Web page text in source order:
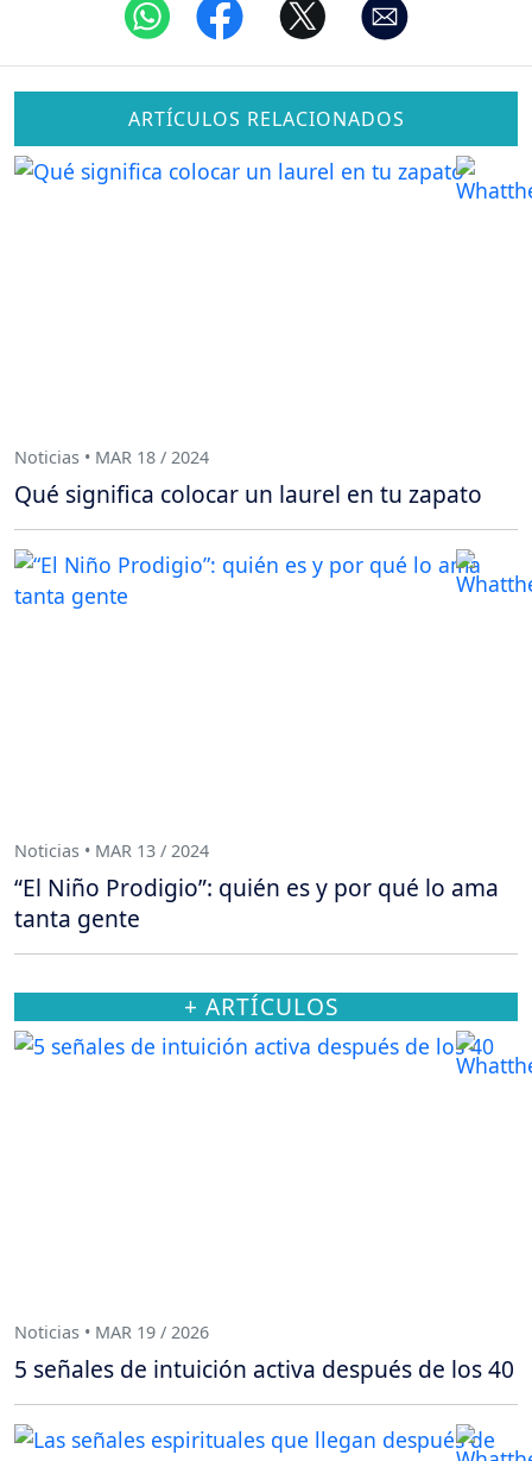
ARTÍCULOS RELACIONADOS
Noticias • MAR 18 / 2024
Qué significa colocar un laurel en tu zapato
Noticias • MAR 13 / 2024
“El Niño Prodigio”: quién es y por qué lo ama
tanta gente
+ ARTÍCULOS
Noticias • MAR 19 / 2026
5 señales de intuición activa después de los 40